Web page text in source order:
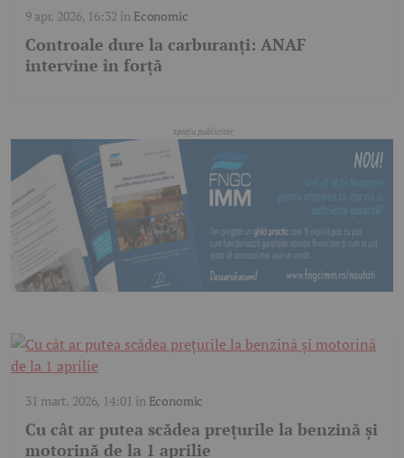
9 apr. 2026, 16:32 în Economic
Controale dure la carburanți: ANAF
intervine în forță
31 mart. 2026, 14:01 în Economic
Cu cât ar putea scădea prețurile la benzină și
motorină de la 1 aprilie